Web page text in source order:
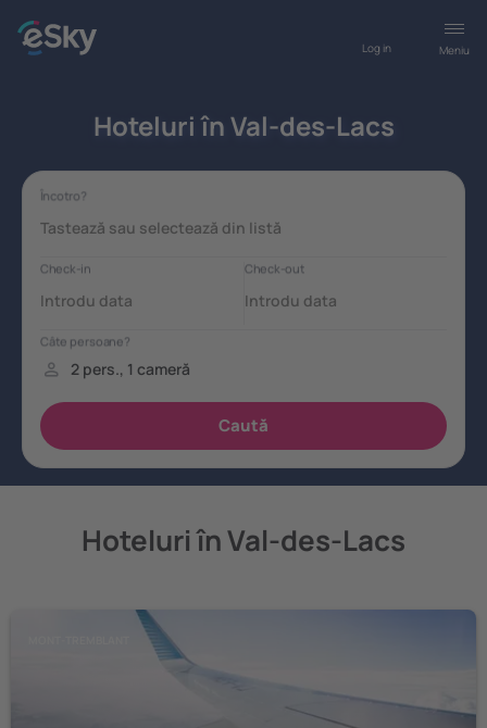
Meniu
Log in
Hoteluri în Val-des-Lacs
Hoteluri în Val-des-Lacs